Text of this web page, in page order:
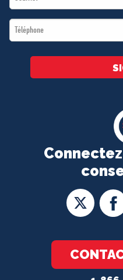
*
Téléphone
*